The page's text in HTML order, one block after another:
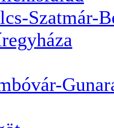
Szatmár-